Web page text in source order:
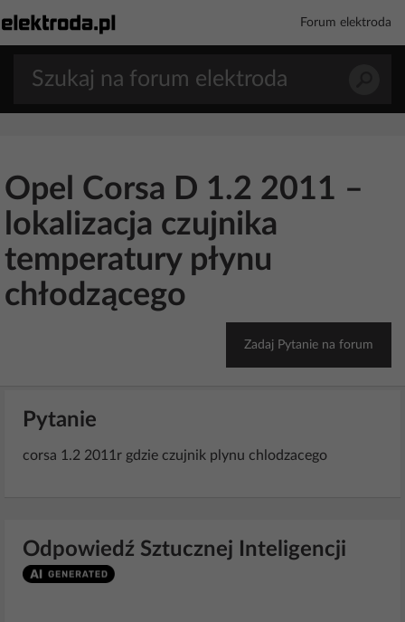
Forum elektroda
Opel Corsa D 1.2 2011 –
lokalizacja czujnika
temperatury płynu
chłodzącego
Zadaj Pytanie na forum
Pytanie
corsa 1.2 2011r gdzie czujnik plynu chlodzacego
Odpowiedź Sztucznej Inteligencji